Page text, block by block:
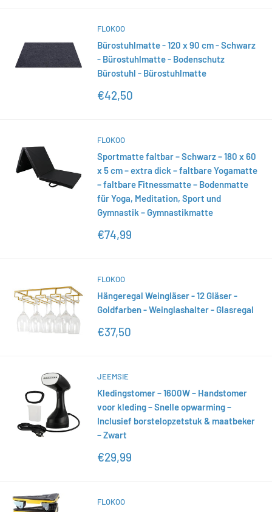
FLOKOO
Bürostuhlmatte - 120 x 90 cm - Schwarz
- Bürostuhlmatte - Bodenschutz
Bürostuhl - Bürostuhlmatte
Sonderpreis
€42,50
FLOKOO
Sportmatte faltbar – Schwarz – 180 x 60
x 5 cm – extra dick – faltbare Yogamatte
– faltbare Fitnessmatte – Bodenmatte
für Yoga, Meditation, Sport und
Gymnastik – Gymnastikmatte
Sonderpreis
€74,99
FLOKOO
Hängeregal Weingläser - 12 Gläser -
Goldfarben - Weinglashalter - Glasregal
Sonderpreis
€37,50
JEEMSIE
Kledingstomer – 1600W – Handstomer
voor kleding – Snelle opwarming –
Inclusief borstelopzetstuk & maatbeker
– Zwart
Sonderpreis
€29,99
FLOKOO